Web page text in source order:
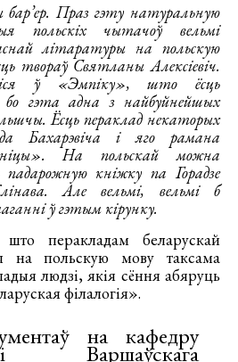
Праз гэту натуральную
польскіх чытачоў вельмі
літаратуры на польскую
твораў Святланы Алексіевіч.
ў «Эмпіку», што ёсць
бо гэта адна з найбуйнейшых
Ёсць пераклад некаторых
Бахарэвіча і яго рамана
На польскай можна
кніжку па Горадзе
Але вельмі, вельмі б
ў гэтым кірунку.
перакладам беларускай
на польскую мову таксама
людзі, якія сёння абяруць
філалогія».
на кафедру
Варшаўскага